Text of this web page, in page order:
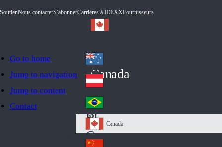
Go to home
Jump to navigation
Jump to content
Contact
SoutienNous contacterS’abonnerCarrières à IDEXXFournisseurs
Canada
Au
str
ali
a
Au
stri
a
Br
azi
l
Ca
Canada